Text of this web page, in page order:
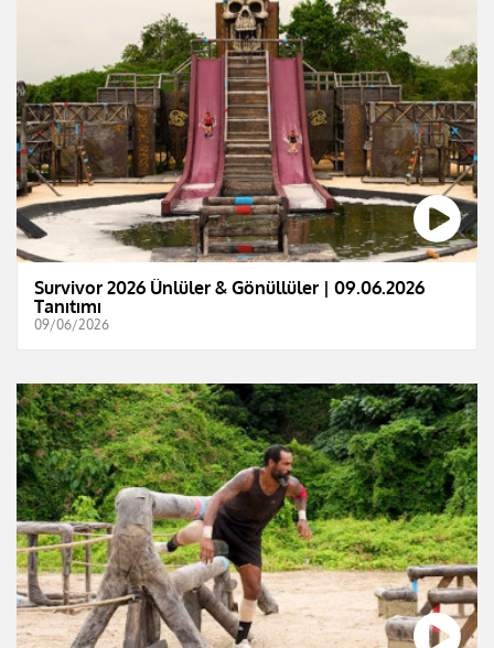
Survivor 2026 Ünlüler & Gönüllüler | 09.06.2026
Tanıtımı
09/06/2026